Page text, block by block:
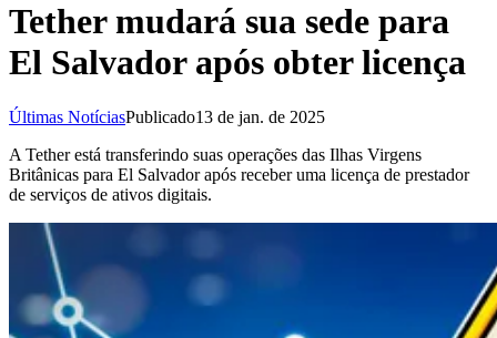
Tether mudará sua sede para
El Salvador após obter licença
Últimas NotíciasPublicado13 de jan. de 2025
A Tether está transferindo suas operações das Ilhas Virgens
Britânicas para El Salvador após receber uma licença de prestador
de serviços de ativos digitais.